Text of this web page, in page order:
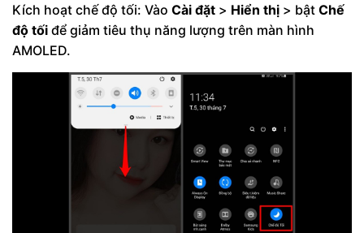
Kích hoạt chế độ tối: Vào Cài đặt > Hiển thị > bật Chế
độ tối để giảm tiêu thụ năng lượng trên màn hình
AMOLED.